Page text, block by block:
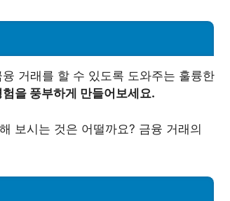
거래를 할 수 있도록 도와주는 훌륭한
을 풍부하게 만들어보세요.
보시는 것은 어떨까요? 금융 거래의